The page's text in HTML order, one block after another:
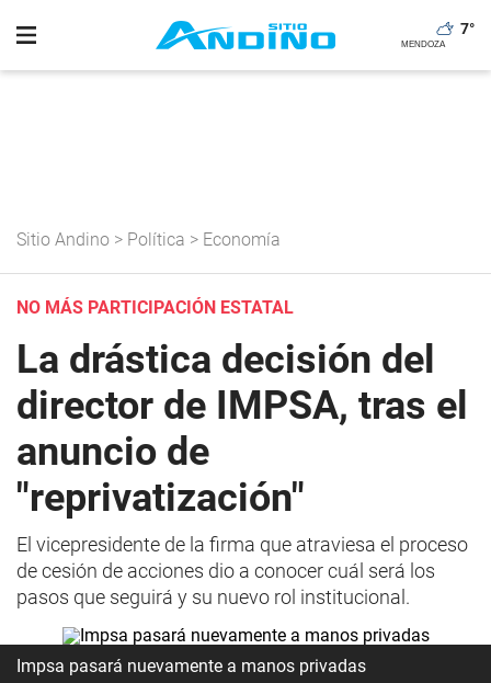
7°
Sitio Andino > Política > Economía
NO MÁS PARTICIPACIÓN ESTATAL
La drástica decisión del
director de IMPSA, tras el
anuncio de
"reprivatización"
El vicepresidente de la firma que atraviesa el proceso
de cesión de acciones dio a conocer cuál será los
pasos que seguirá y su nuevo rol institucional.
Impsa pasará nuevamente a manos privadas